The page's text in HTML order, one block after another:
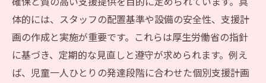
放課後等デイサービスが向いている人の特
徴
体的には、スタッフの配置基準や設備の安全性、支援計
画の作成と実施が重要です。これらは厚生労働省の指針
に基づき、定期的な見直しと遵守が求められます。例え
ば、児童一人ひとりの発達段階に合わせた個別支援計画